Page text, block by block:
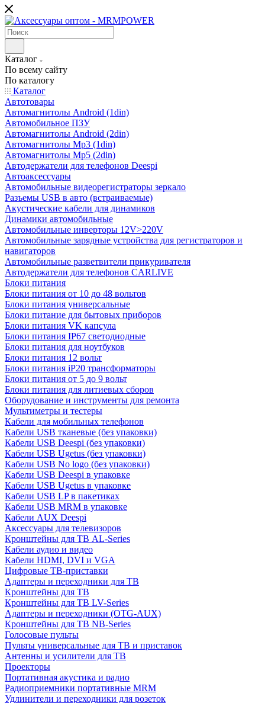
Каталог
По всему сайту
По каталогу
Каталог
Автотовары
Автомагнитолы Android (1din)
Автомобильное ПЗУ
Автомагнитолы Android (2din)
Автомагнитолы Mp3 (1din)
Автомагнитолы Mp5 (2din)
Автодержатели для телефонов Deespi
Автоаксессуары
Автомобильные видеорегистраторы зеркало
Разъемы USB в авто (встраиваемые)
Акустические кабели для динамиков
Динамики автомобильные
Автомобильные инверторы 12V>220V
Автомобильные зарядные устройства для регистраторов и
навигаторов
Автомобильные разветвители прикуривателя
Автодержатели для телефонов CARLIVE
Блоки питания
Блоки питания от 10 до 48 вольтов
Блоки питания универсальные
Блоки питание для бытовых приборов
Блоки питания VK капсула
Блоки питания IP67 светодиодные
Блоки питания для ноутбуков
Блоки питания 12 вольт
Блоки питания iP20 трансформаторы
Блоки питания от 5 до 9 вольт
Блоки питания для литиевых сборов
Оборудование и инструменты для ремонта
Мультиметры и тестеры
Кабели для мобильных телефонов
Кабели USB тканевые (без упаковки)
Кабели USB Deespi (без упаковки)
Кабели USB Ugetus (без упаковки)
Кабели USB No logo (без упаковки)
Кабели USB Deespi в упаковке
Кабели USB Ugetus в упаковке
Кабели USB LP в пакетиках
Кабели USB MRM в упаковке
Кабели AUX Deespi
Аксессуары для телевизоров
Кронштейны для ТВ AL-Series
Кабели аудио и видео
Кабели HDMI, DVI и VGA
Цифровые ТВ-приставки
Адаптеры и переходники для ТВ
Кронштейны для ТВ
Кронштейны для ТВ LV-Series
Адаптеры и переходники (OTG-AUX)
Кронштейны для ТВ NB-Series
Голосовые пульты
Пульты универсальные для ТВ и приставок
Антенны и усилители для ТВ
Проекторы
Портативная акустика и радио
Радиоприемники портативные MRM
Удлинители и переходники для розеток